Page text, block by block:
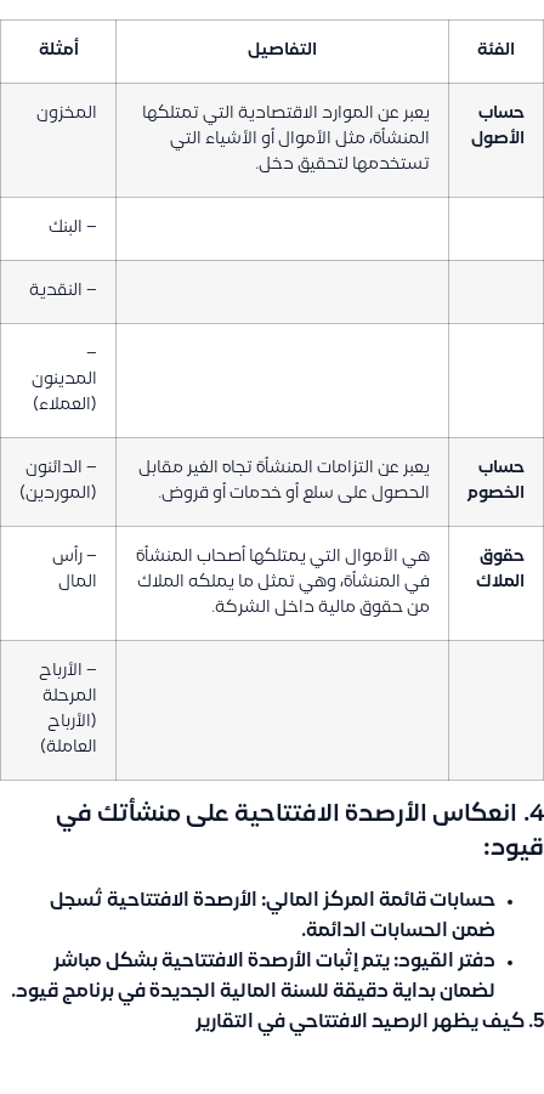
الفئة التفاصيل أمثلة
حساب
الأصول
يعبر عن الموارد الاقتصادية التي تمتلكها
المنشأة، مثل الأموال أو الأشياء التي
تستخدمها لتحقيق دخل.
المخزون
– البنك
– النقدية
–
المدينون
(العملاء)
حساب
الخصوم
يعبر عن التزامات المنشأة تجاه الغير مقابل
الحصول على سلع أو خدمات أو قروض.
– الدائنون
(الموردين)
حقوق
الملاك
هي الأموال التي يمتلكها أصحاب المنشأة
في المنشأة، وهي تمثل ما يملكه الملاك
من حقوق مالية داخل الشركة.
– رأس
المال
– الأرباح
المرحلة
(الأرباح
العاملة)
4. انعكاس الأرصدة الافتتاحية على منشأتك في
قيود:
حسابات قائمة المركز المالي: الأرصدة الافتتاحية تُسجل
ضمن الحسابات الدائمة.
دفتر القيود: يتم إثبات الأرصدة الافتتاحية بشكل مباشر
لضمان بداية دقيقة للسنة المالية الجديدة في برنامج قيود.
5. كيف يظهر الرصيد الافتتاحي في التقارير